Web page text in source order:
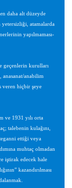
daha alt düzeyde
atamalarda
yapılmaması-
geçenlerin kurulları
anasanat/anabilim
veren hiçbir şeye
ve 1931 yılı orta
talebenin kulağını,
ettiği veya
muhtaç olmadan
iştirak edecek hale
kazandırılması